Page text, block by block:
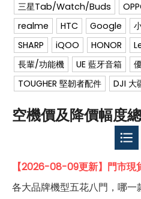
三星Tab/Watch/Buds
realme
HTC Google
SHARP
iQOO HONOR
長輩/功能機
UE 藍牙音箱
TOUGHER 堅韌者配件
DJI 大
空機價及降價幅度
【2026-08-09更新】門市現
各大品牌機型五花八門，哪一